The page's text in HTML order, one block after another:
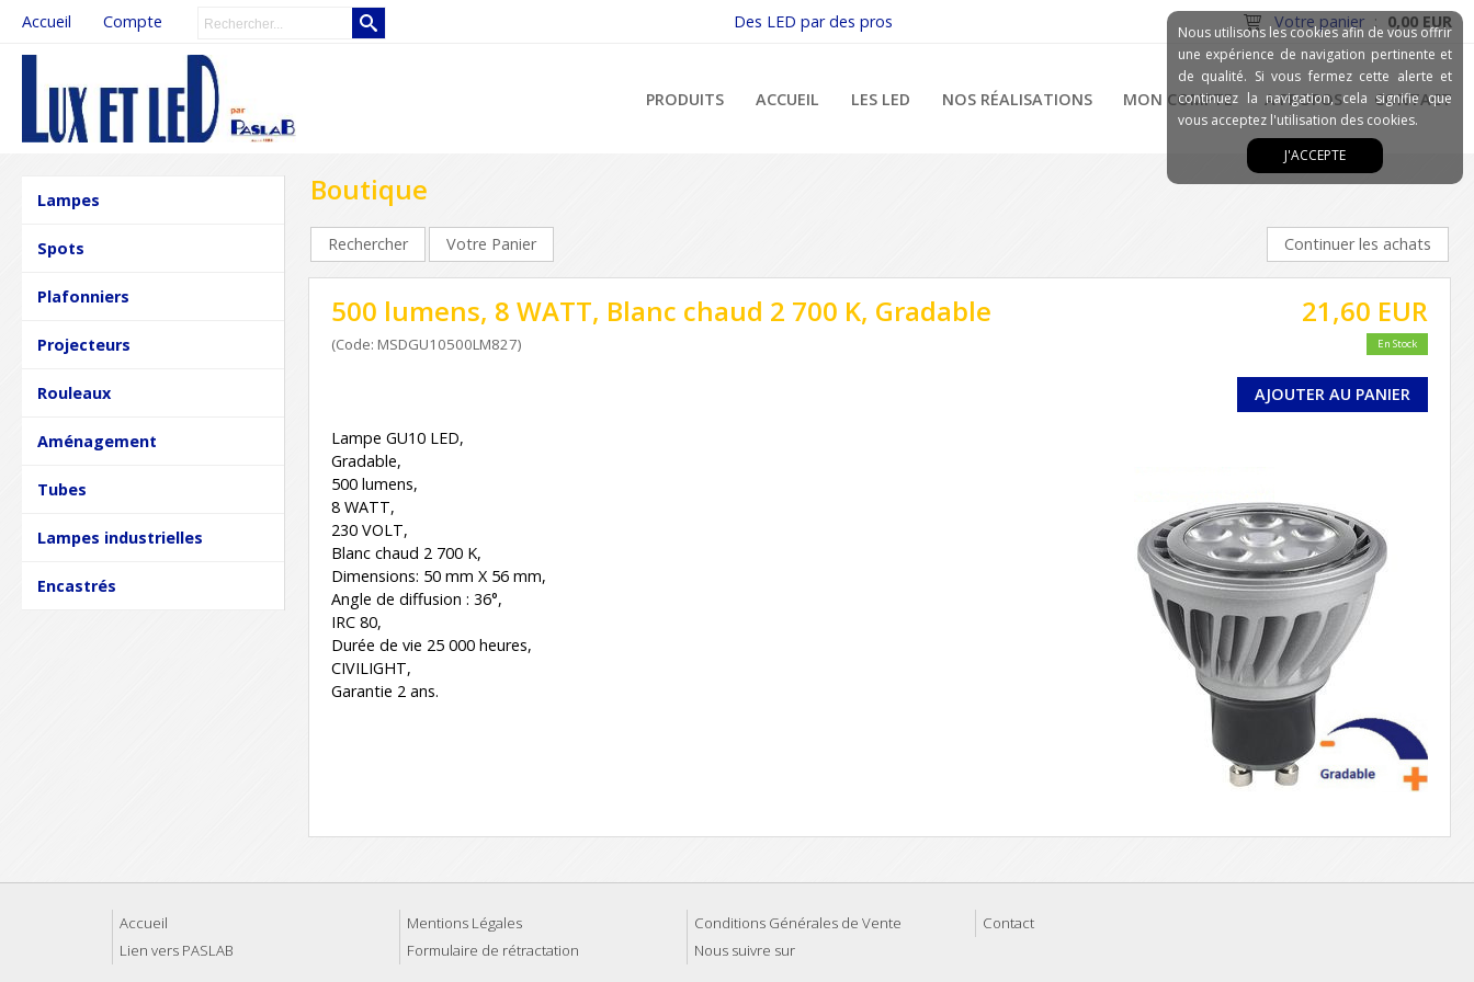
Accueil Compte Votre panier : 0,00 EUR
Des LED par des pros
PRODUITS ACCUEIL LES LED NOS RÉALISATIONS MON COMPTE A PROPOS CONTACT
Lampes
Spots
Plafonniers
Projecteurs
Rouleaux
Aménagement
Tubes
Lampes industrielles
Encastrés
Boutique
Rechercher Votre Panier Continuer les achats
500 lumens, 8 WATT, Blanc chaud 2 700 K, Gradable
(Code: MSDGU10500LM827)
21,60 EUR
En Stock
AJOUTER AU PANIER
Lampe GU10 LED,
Gradable,
500 lumens,
8 WATT,
230 VOLT,
Blanc chaud 2 700 K,
Dimensions: 50 mm X 56 mm,
Angle de diffusion : 36°,
IRC 80,
Durée de vie 25 000 heures,
CIVILIGHT,
Garantie 2 ans.
Accueil Mentions Légales Conditions Générales de Vente
Contact
Lien vers PASLAB
Formulaire de rétractation Nous suivre sur
Nous utilisons les cookies afin de vous offrir
une expérience de navigation pertinente et
de qualité. Si vous fermez cette alerte et
continuez la navigation, cela signifie que
vous acceptez l'utilisation des cookies.
J'ACCEPTE